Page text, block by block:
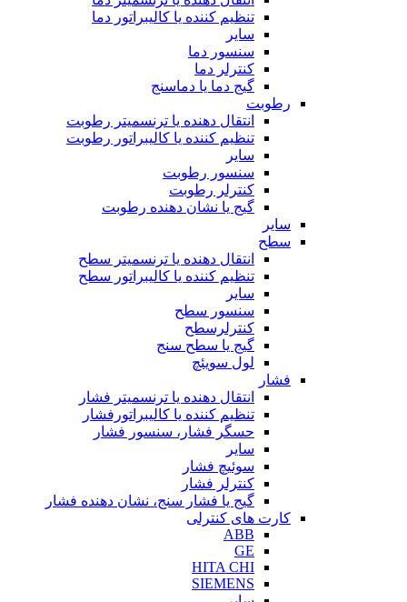
تنظیم کننده یا کالیبراتور دما
سایر
سنسور دما
کنترلر دما
گیج دما یا دماسنج
رطوبت
انتقال دهنده یا ترنسمیتر رطوبت
تنظیم کننده یا کالیبراتور رطوبت
سایر
سنسور رطوبت
کنترلر رطوبت
گیج یا نشان دهنده رطوبت
سایر
سطح
انتقال دهنده یا ترنسمیتر سطح
تنظیم کننده یا کالیبراتور سطح
سایر
سنسور سطح
کنترلرسطح
گیج یا سطح سنج
لول سویئچ
فشار
انتقال دهنده یا ترنسمیتر فشار
تنظیم کننده یا کالیبراتورفشار
حسگر فشار، سنسور فشار
سایر
سوئیچ فشار
کنترلر فشار
گیج یا فشار سنج، نشان دهنده فشار
کارت های کنترلی
ABB
GE
HITA CHI
SIEMENS